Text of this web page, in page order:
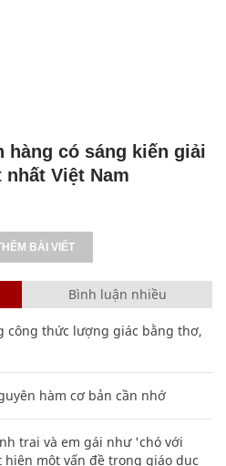
hàng có sáng kiến giải
Việt Nam
BÀI VIẾT
Bình luận nhiều
công thức lượng giác bằng thơ,
hàm cơ bản cần nhớ
trai và em gái như 'chó với
một vấn đề trong giáo dục